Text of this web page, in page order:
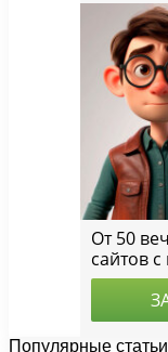
Популярные статьи